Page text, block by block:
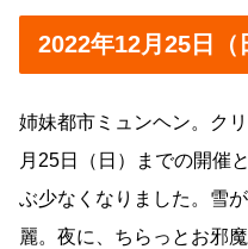
2022年12月25日（
姉妹都市ミュンヘン。ク
月25日（日）までの開催
ぶ少なくなりました。雪
麗。夜に、ちらっとお邪